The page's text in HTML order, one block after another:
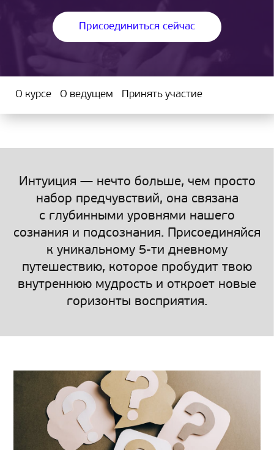
Присоединиться сейчас
О курсе О ведущем Принять участие
Интуиция — нечто больше, чем просто
набор предчувствий, она связана
с глубинными уровнями нашего
сознания и подсознания. Присоединяйся
к уникальному 5-ти дневному
путешествию, которое пробудит твою
внутреннюю мудрость и откроет новые
горизонты восприятия.